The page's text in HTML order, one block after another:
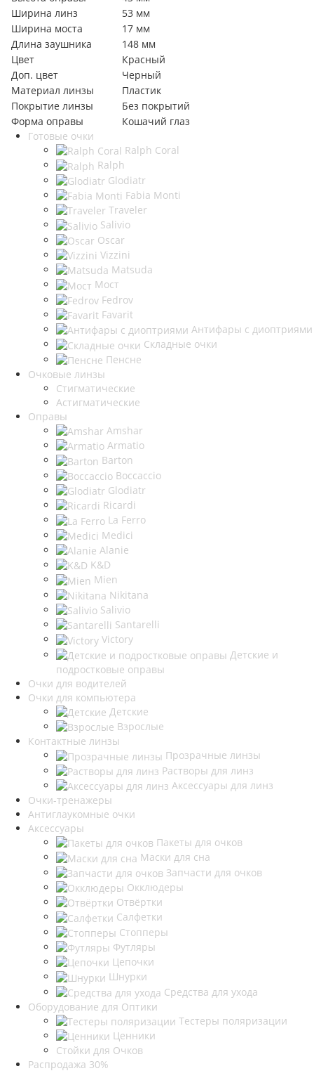
Ширина линз
53 мм
Ширина моста
17 мм
Длина заушника
148 мм
Цвет
Красный
Доп. цвет
Черный
Материал линзы
Пластик
Покрытие линзы
Без покрытий
Форма оправы
Кошачий глаз
Готовые очки
Ralph Coral
Ralph
Glodiatr
Fabia Monti
Traveler
Salivio
Oscar
Vizzini
Matsuda
Мост
Fedrov
Favarit
Антифары с диоптриями
Складные очки
Пенсне
Очковые линзы
Стигматические
Астигматические
Оправы
Amshar
Armatio
Barton
Boccaccio
Glodiatr
Ricardi
La Ferro
Medici
Alanie
K&D
Mien
Nikitana
Salivio
Santarelli
Victory
Детские и
подростковые оправы
Очки для водителей
Очки для компьютера
Детские
Взрослые
Контактные линзы
Прозрачные линзы
Растворы для линз
Аксессуары для линз
Очки-тренажеры
Антиглаукомные очки
Аксессуары
Пакеты для очков
Маски для сна
Запчасти для очков
Окклюдеры
Отвёртки
Салфетки
Стопперы
Футляры
Цепочки
Шнурки
Средства для ухода
Оборудование для Оптики
Тестеры поляризации
Ценники
Стойки для Очков
Распродажа 30%